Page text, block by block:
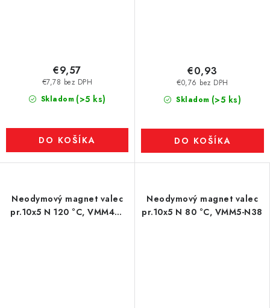
Skladom (>5 ks)
€7,78 bez DPH
€9,57
DO KOŠÍKA
Skladom (>5 ks)
€0,76 bez DPH
€0,93
DO KOŠÍKA
Neodymový magnet valec
pr.10x5 N 120 °C, VMM4H-
Neodymový magnet valec
pr.10x5 N 80 °C, VMM5-N38